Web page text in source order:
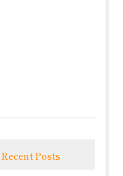
Recent Posts